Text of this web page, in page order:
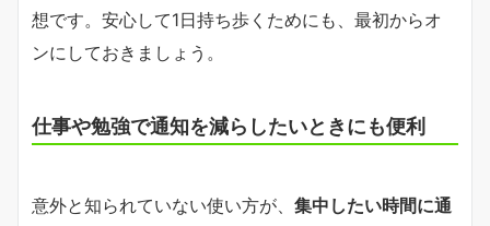
想です。安心して1日持ち歩くためにも、最初からオ
ンにしておきましょう。
仕事や勉強で通知を減らしたいときにも便利
意外と知られていない使い方が、 集中したい時間に通